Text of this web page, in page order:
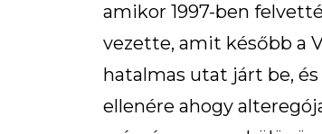
amikor 1997-ben
vezette, amit később a
hatalmas utat járt be,
ellenére ahogy